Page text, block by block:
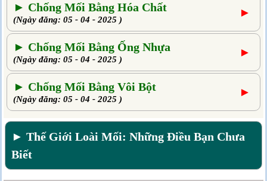
► Chống Mối Bằng Hóa Chất
(Ngày đăng: 05 - 04 - 2025 )
►
► Chống Mối Bằng Ống Nhựa
(Ngày đăng: 05 - 04 - 2025 )
►
► Chống Mối Bằng Vôi Bột
(Ngày đăng: 05 - 04 - 2025 )
►
► Thế Giới Loài Mối: Những Điều Bạn Chưa
Biết